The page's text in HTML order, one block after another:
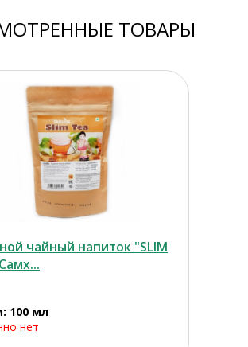
ТОВАРЫ
чайный напиток "SLIM
100 мл
нет